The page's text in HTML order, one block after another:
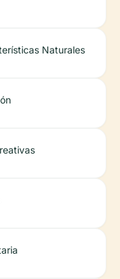
Naturales